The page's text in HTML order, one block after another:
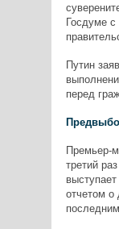
Госдуме с
Путин
перед
Премьер-
третий
отчетом о